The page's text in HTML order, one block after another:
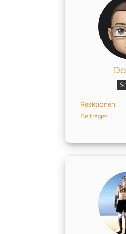
Reaktionen
Beiträge